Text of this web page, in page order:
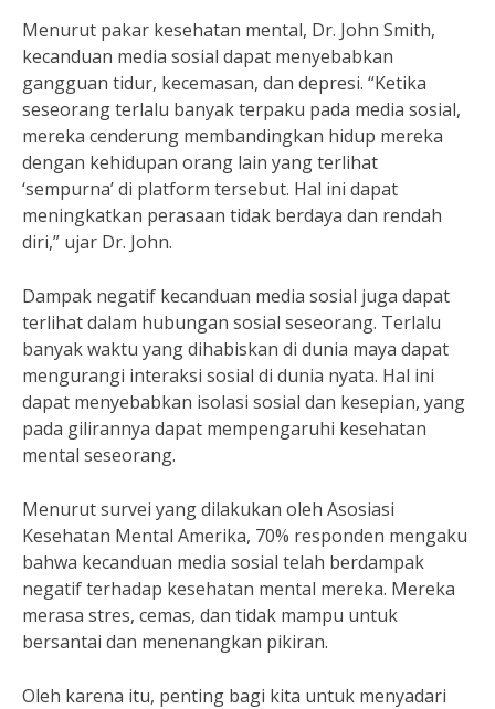
Menurut pakar kesehatan mental, Dr. John Smith,
kecanduan media sosial dapat menyebabkan
gangguan tidur, kecemasan, dan depresi. “Ketika
seseorang terlalu banyak terpaku pada media sosial,
mereka cenderung membandingkan hidup mereka
dengan kehidupan orang lain yang terlihat
‘sempurna’ di platform tersebut. Hal ini dapat
meningkatkan perasaan tidak berdaya dan rendah
diri,” ujar Dr. John.
Dampak negatif kecanduan media sosial juga dapat
terlihat dalam hubungan sosial seseorang. Terlalu
banyak waktu yang dihabiskan di dunia maya dapat
mengurangi interaksi sosial di dunia nyata. Hal ini
dapat menyebabkan isolasi sosial dan kesepian, yang
pada gilirannya dapat mempengaruhi kesehatan
mental seseorang.
Menurut survei yang dilakukan oleh Asosiasi
Kesehatan Mental Amerika, 70% responden mengaku
bahwa kecanduan media sosial telah berdampak
negatif terhadap kesehatan mental mereka. Mereka
merasa stres, cemas, dan tidak mampu untuk
bersantai dan menenangkan pikiran.
Oleh karena itu, penting bagi kita untuk menyadari